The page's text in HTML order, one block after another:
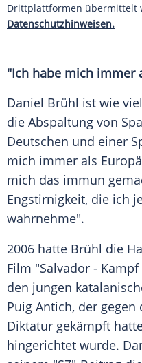
Drittplattformen übermittelt
Datenschutzhinweisen.
"Ich habe mich immer
Daniel Brühl ist wie
die Abspaltung von
Deutschen und einer
mich immer als
mich das immun
Engstirnigkeit, die ich
wahrnehme".
2006 hatte Brühl die
Film "Salvador -
den jungen
Puig Antich, der gegen
Diktatur gekämpft
hingerichtet wurde.